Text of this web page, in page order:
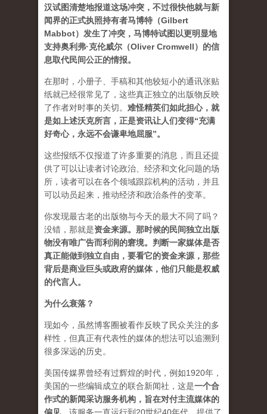
汉试图清楚地报道这场冲突，不过很快他就与新
闻界的正式执照持有者马博特（Gilbert
Mabbot）发生了冲突，马博特试图以更明显地
支持奥利弗·克伦威尔（Oliver Cromwell）的信
息取代民间公正的情报。
在那时，小册子、手稿和其他较短小的通讯张贴
纸就已经很常见了，这些真正独立的出版物反映
了作者对时事的关切。 难怪精英们如此担心，就
是如上述沃克所言，正是资讯让人们变得“充满
好奇心，永远不会谦卑地屈服”。
这些报纸不仅报道了许多重要的消息，而且还提
供了可以让读者讨论政治、经济和文化问题的场
所，读者可以在各个领域跟踪机构的活动，并且
可以动员起来，推动经济和政治条件的变革。
你发现最古老的出版物与今天的最大不同了吗？
没错，那就是资金来源。 那时候的民间独立出版
物没有唯广告而利润的窘境。判断一家媒体是否
真正能做到独立自由，要看它的资金来源，那些
背后是商业巨头或政府的媒体，他们只能是权威
的代言人。
为什么衰落？
现如今，虽然博客圈被看作反映了民众关注的多
样性，但真正有代表性的媒体的想法可以追溯到
很多深远的历史。
美国传媒界曾经有过辉煌的时代，例如1920年，
美国的一些编辑成立的联合新闻社，这是一个合
作式的新闻采访服务机构，旨在对付主流媒体的